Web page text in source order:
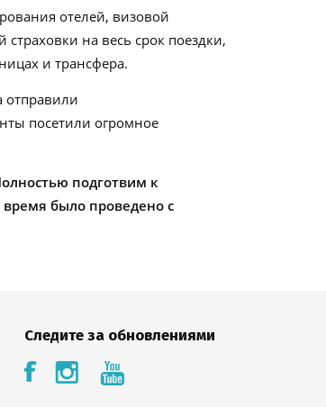
отелей, визовой
на весь срок поездки,
и трансфера.
отправили
посетили огромное
подготвим к
было проведено с
Следите за обновлениями